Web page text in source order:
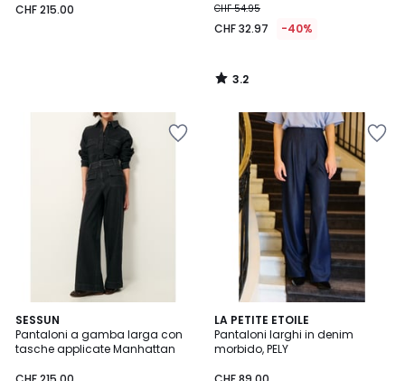
CHF 215.00
CHF 54.95
CHF 32.97 -40%
3.2
/
SESSUN
Pantaloni a gamba larga con
tasche applicate Manhattan
LA PETITE ETOILE
Pantaloni larghi in denim
morbido, PELY